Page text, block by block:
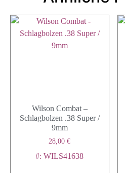
Wilson Combat –
Schlagbolzen .38 Super /
9mm
28,00€
#: WILS41638